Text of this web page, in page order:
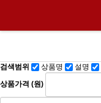
검색범위 상품명 설명
상품가격 (원)